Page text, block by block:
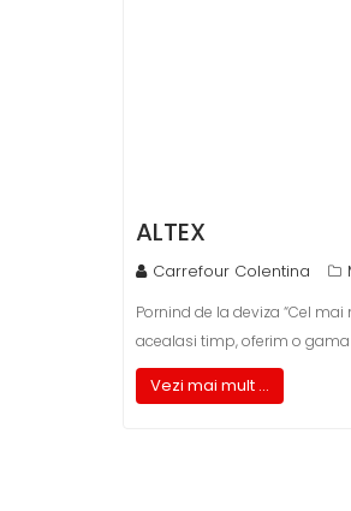
ALTEX
Carrefour Colentina
Pornind de la deviza “Cel
acealasi timp, oferim o gama
Vezi mai mult ...